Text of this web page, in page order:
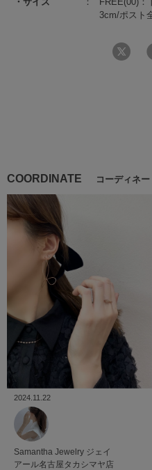
3cm/ポスト
COORDINATE コーディネー
2024.11.22
Samantha Jewelry ジェイ
アール名古屋タカシマヤ店